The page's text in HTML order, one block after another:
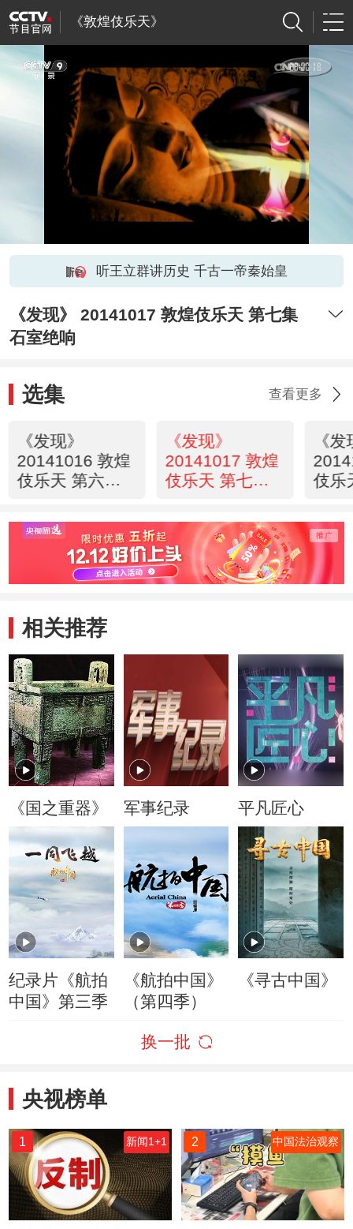
《敦煌伎乐天》
听王立群讲历史 千古一帝秦始皇
《发现》 20141017 敦煌伎乐天 第七集
石室绝响
选集 查看更多
《发现》
20141016 敦煌
伎乐天 第六集
《发现》
20141017 敦煌
伎乐天 第七集
《
伎乐
相关推荐
《国之重器》 军事纪录 平凡匠心
纪录片《航拍
中国》第三季
《航拍中国》
（第四季）
《寻古中国》
换一批
央视榜单
1 新闻1+1 2 中国法治观察